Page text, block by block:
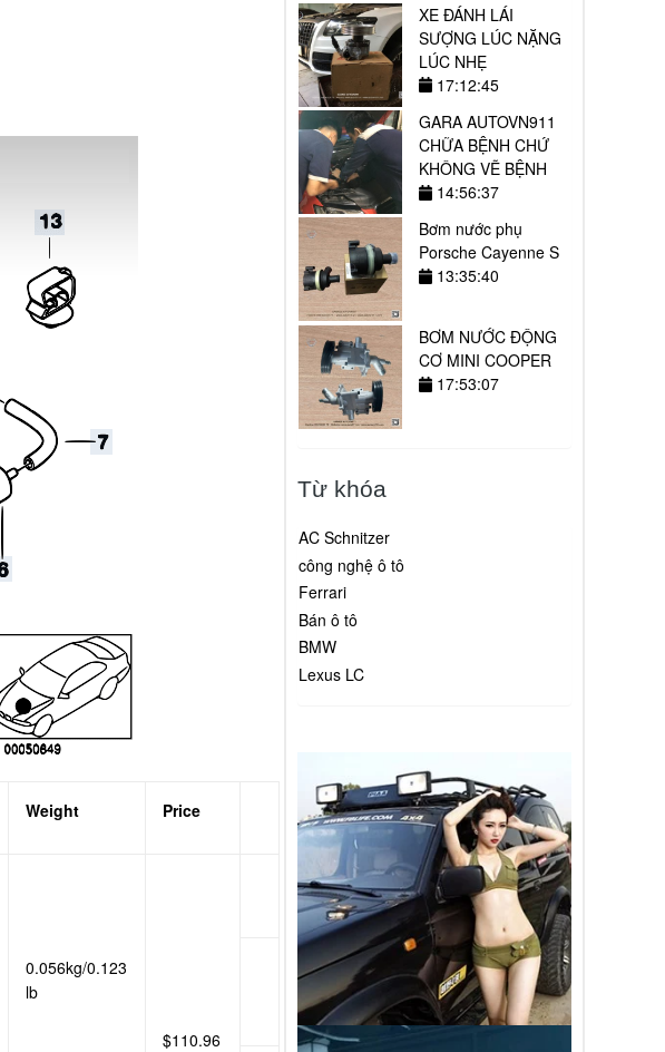
Weight Price
0.056kg/0.123
lb
$110.96
XE ĐÁNH LÁI
SƯỢNG LÚC NẶNG
LÚC NHẸ
17:12:45
GARA AUTOVN911
CHỮA BỆNH CHỨ
KHÔNG VẼ BỆNH
14:56:37
Bơm nước phụ
Porsche Cayenne S
13:35:40
BƠM NƯỚC ĐỘNG
CƠ MINI COOPER
17:53:07
Từ khóa
AC Schnitzer
công nghệ ô tô
Ferrari
Bán ô tô
BMW
Lexus LC